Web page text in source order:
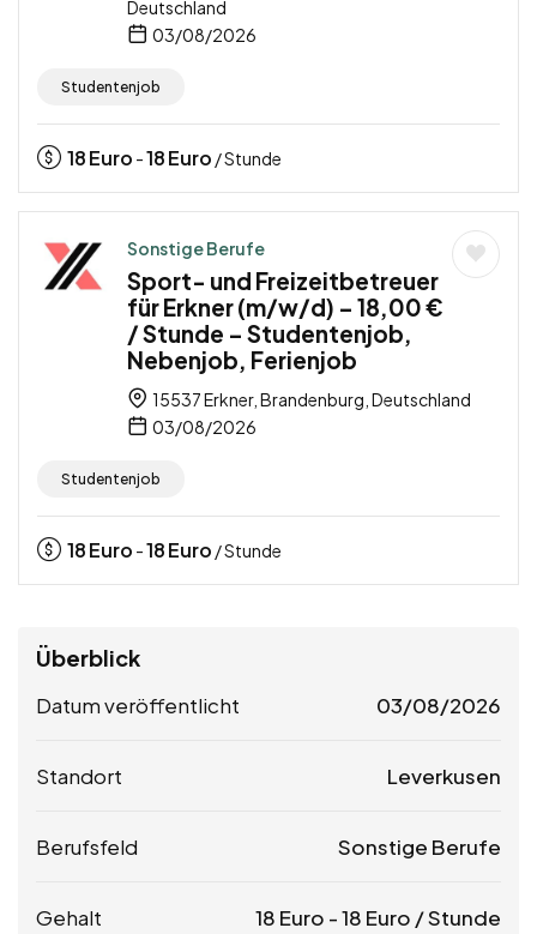
Deutschland
03/08/2026
Studentenjob
18Euro -18Euro / Stunde
Sonstige Berufe
Sport- und Freizeitbetreuer
für Erkner (m/w/d) – 18,00 €
/ Stunde – Studentenjob,
Nebenjob, Ferienjob
15537 Erkner, Brandenburg, Deutschland
03/08/2026
Studentenjob
18Euro -18Euro / Stunde
Überblick
Datum veröffentlicht 03/08/2026
Standort Leverkusen
Berufsfeld Sonstige Berufe
Gehalt 18 Euro -18 Euro / Stunde